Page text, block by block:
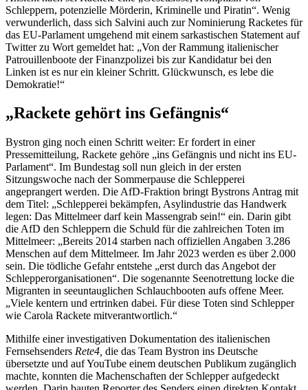
Schleppern, potenzielle Mörderin, Kriminelle und Piratin“. Wenig
verwunderlich, dass sich Salvini auch zur Nominierung Racketes für
das EU-Parlament umgehend mit einem sarkastischen Statement auf
Twitter zu Wort gemeldet hat: „Von der Rammung italienischer
Patrouillenboote der Finanzpolizei bis zur Kandidatur bei den
Linken ist es nur ein kleiner Schritt. Glückwunsch, es lebe die
Demokratie!“
„Rackete gehört ins Gefängnis“
Bystron ging noch einen Schritt weiter: Er fordert in einer
Pressemitteilung, Rackete gehöre „ins Gefängnis und nicht ins EU-
Parlament“. Im Bundestag soll nun gleich in der ersten
Sitzungswoche nach der Sommerpause die Schlepperei
angeprangert werden. Die AfD-Fraktion bringt Bystrons Antrag mit
dem Titel: „Schlepperei bekämpfen, Asylindustrie das Handwerk
legen: Das Mittelmeer darf kein Massengrab sein!“ ein. Darin gibt
die AfD den Schleppern die Schuld für die zahlreichen Toten im
Mittelmeer: „Bereits 2014 starben nach offiziellen Angaben 3.286
Menschen auf dem Mittelmeer. Im Jahr 2023 werden es über 2.000
sein. Die tödliche Gefahr entstehe „erst durch das Angebot der
Schlepperorganisationen“. Die sogenannte Seenotrettung locke die
Migranten in seeuntauglichen Schlauchbooten aufs offene Meer.
„Viele kentern und ertrinken dabei. Für diese Toten sind Schlepper
wie Carola Rackete mitverantwortlich.“
Mithilfe einer investigativen Dokumentation des italienischen
Fernsehsenders Rete4, die das Team Bystron ins Deutsche
übersetzte und auf YouTube einem deutschen Publikum zugänglich
machte, konnten die Machenschaften der Schlepper aufgedeckt